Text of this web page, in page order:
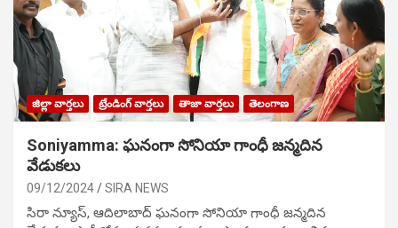
జిల్లా వార్తలు ట్రేండింగ్ వార్తలు తాజా వార్తలు తెలంగాణ
Soniyamma: ఘ‌నంగా సోనియా గాంధీ జ‌న్మ‌దిన
వేడుక‌లు
09/12/2024 SIRA NEWS
సిరా న్యూస్, ఆదిలాబాద్ ఘ‌నంగా సోనియా గాంధీ జ‌న్మ‌దిన